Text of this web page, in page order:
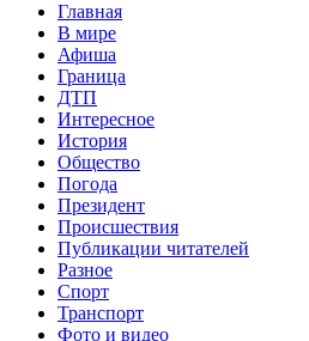
Главная
В мире
Афиша
Граница
ДТП
Интересное
История
Общество
Погода
Президент
Происшествия
Публикации читателей
Разное
Спорт
Транспорт
Фото и видео